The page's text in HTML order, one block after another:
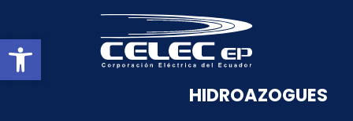
Abrir barra de herramientas
HIDROAZOGUES